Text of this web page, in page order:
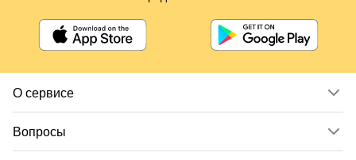
О сервисе
Вопросы